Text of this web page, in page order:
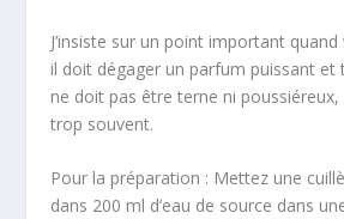
J’insiste sur un point important
il doit dégager un parfum puissant
ne doit pas être terne ni
trop souvent.
Pour la préparation : Mettez une
dans 200 ml d’eau de source dans